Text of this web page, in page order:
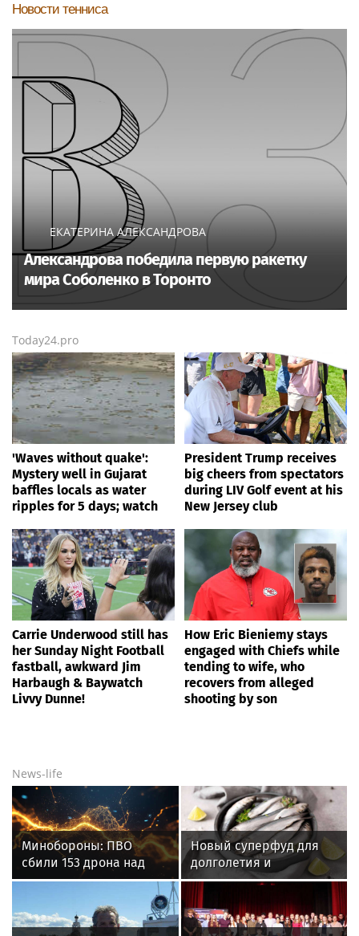
МВт мощности для
новых жилых
кварталов
Новости тенниса
ЕКАТЕРИНА АЛЕКСАНДРОВА
Александрова победила первую ракетку
мира Соболенко в Торонто
Today24.pro
'Waves without quake':
Mystery well in Gujarat
baffles locals as water
ripples for 5 days; watch
President Trump receives
big cheers from spectators
during LIV Golf event at his
New Jersey club
Carrie Underwood still has
her Sunday Night Football
fastball, awkward Jim
Harbaugh & Baywatch
Livvy Dunne!
How Eric Bieniemy stays
engaged with Chiefs while
tending to wife, who
recovers from alleged
shooting by son
News-life
Минобороны: ПВО
сбили 153 дрона над
Россией за ночь 9
Новый суперфуд для
долголетия и
омоложения: чем
полезны сардины